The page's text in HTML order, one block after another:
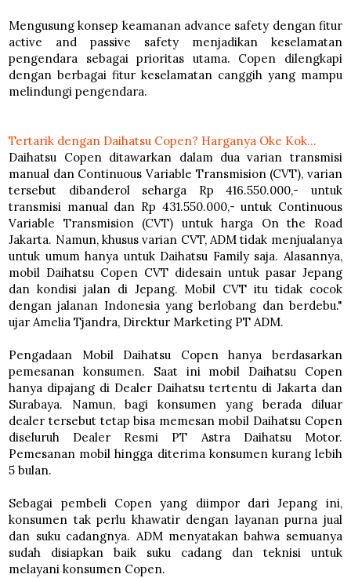
Mengusung konsep keamanan advance safety dengan fitur
active and passive safety menjadikan keselamatan
pengendara sebagai prioritas utama. Copen dilengkapi
dengan berbagai fitur keselamatan canggih yang mampu
melindungi pengendara.
Tertarik dengan Daihatsu Copen? Harganya Oke Kok...
Daihatsu Copen ditawarkan dalam dua varian transmisi
manual dan Continuous Variable Transmision (CVT), varian
tersebut dibanderol seharga Rp 416.550.000,- untuk
transmisi manual dan Rp 431.550.000,- untuk Continuous
Variable Transmision (CVT) untuk harga On the Road
Jakarta. Namun, khusus varian CVT, ADM tidak menjualanya
untuk umum hanya untuk Daihatsu Family saja. Alasannya,
mobil Daihatsu Copen CVT didesain untuk pasar Jepang
dan kondisi jalan di Jepang. Mobil CVT itu tidak cocok
dengan jalanan Indonesia yang berlobang dan berdebu."
ujar Amelia Tjandra, Direktur Marketing PT ADM.
Pengadaan Mobil Daihatsu Copen hanya berdasarkan
pemesanan konsumen. Saat ini mobil Daihatsu Copen
hanya dipajang di Dealer Daihatsu tertentu di Jakarta dan
Surabaya. Namun, bagi konsumen yang berada diluar
dealer tersebut tetap bisa memesan mobil Daihatsu Copen
diseluruh Dealer Resmi PT Astra Daihatsu Motor.
Pemesanan mobil hingga diterima konsumen kurang lebih
5 bulan.
Sebagai pembeli Copen yang diimpor dari Jepang ini,
konsumen tak perlu khawatir dengan layanan purna jual
dan suku cadangnya. ADM menyatakan bahwa semuanya
sudah disiapkan baik suku cadang dan teknisi untuk
melayani konsumen Copen.